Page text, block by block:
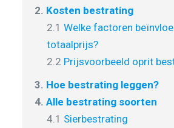
2. Kosten bestrating
2.1 Welke factoren
totaalprijs?
2.2 Prijsvoorbeeld oprit
3. Hoe bestrating leggen?
4. Alle bestrating soorten
4.1 Sierbestrating